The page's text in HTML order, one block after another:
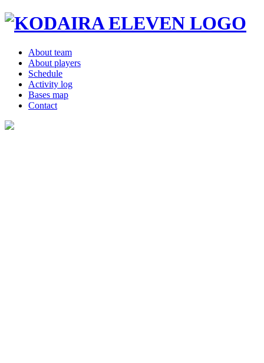
About team
About players
Schedule
Activity log
Bases map
Contact